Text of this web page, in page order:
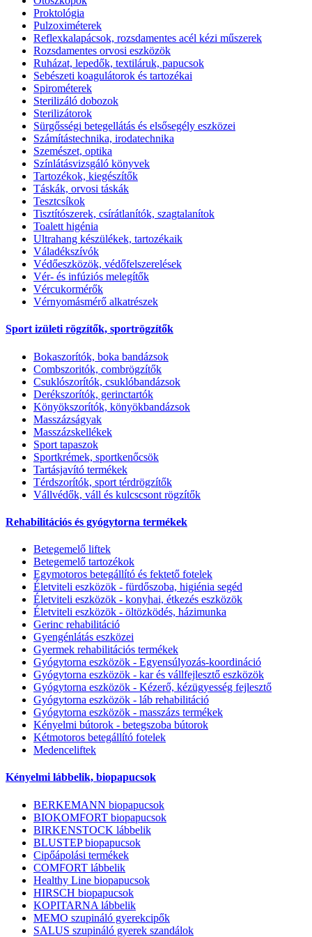
Proktológia
Pulzoximéterek
Reflexkalapácsok, rozsdamentes acél kézi műszerek
Rozsdamentes orvosi eszközök
Ruházat, lepedők, textiláruk, papucsok
Sebészeti koagulátorok és tartozékai
Spirométerek
Sterilizáló dobozok
Sterilizátorok
Sürgősségi betegellátás és elsősegély eszközei
Számítástechnika, irodatechnika
Szemészet, optika
Színlátásvizsgáló könyvek
Tartozékok, kiegészítők
Táskák, orvosi táskák
Tesztcsíkok
Tisztítószerek, csírátlanítók, szagtalanítok
Toalett higénia
Ultrahang készülékek, tartozékaik
Váladékszívók
Védőeszközök, védőfelszerelések
Vér- és infúziós melegítők
Vércukormérők
Vérnyomásmérő alkatrészek
Sport izületi rögzítők, sportrögzítők
Bokaszorítók, boka bandázsok
Combszoritók, combrögzítők
Csuklószorítók, csuklóbandázsok
Derékszorítók, gerinctartók
Könyökszorítók, könyökbandázsok
Masszázságyak
Masszázskellékek
Sport tapaszok
Sportkrémek, sportkenőcsök
Tartásjavító termékek
Térdszorítók, sport térdrögzítők
Vállvédők, váll és kulcscsont rögzítők
Rehabilitációs és gyógytorna termékek
Betegemelő liftek
Betegemelő tartozékok
Egymotoros betegállító és fektető fotelek
Életviteli eszközök - fürdőszoba, higiénia segéd
Életviteli eszközök - konyhai, étkezés eszközök
Életviteli eszközök - öltözködés, házimunka
Gerinc rehabilitáció
Gyengénlátás eszközei
Gyermek rehabilitációs termékek
Gyógytorna eszközök - Egyensúlyozás-koordináció
Gyógytorna eszközök - kar és vállfejlesztő eszközök
Gyógytorna eszközök - Kézerő, kézügyesség fejlesztő
Gyógytorna eszközök - láb rehabilitáció
Gyógytorna eszközök - masszázs termékek
Kényelmi bútorok - betegszoba bútorok
Kétmotoros betegállító fotelek
Medenceliftek
Kényelmi lábbelik, biopapucsok
BERKEMANN biopapucsok
BIOKOMFORT biopapucsok
BIRKENSTOCK lábbelik
BLUSTEP biopapucsok
Cipőápolási termékek
COMFORT lábbelik
Healthy Line biopapucsok
HIRSCH biopapucsok
KOPITARNA lábbelik
MEMO szupináló gyerekcipők
SALUS szupináló gyerek szandálok